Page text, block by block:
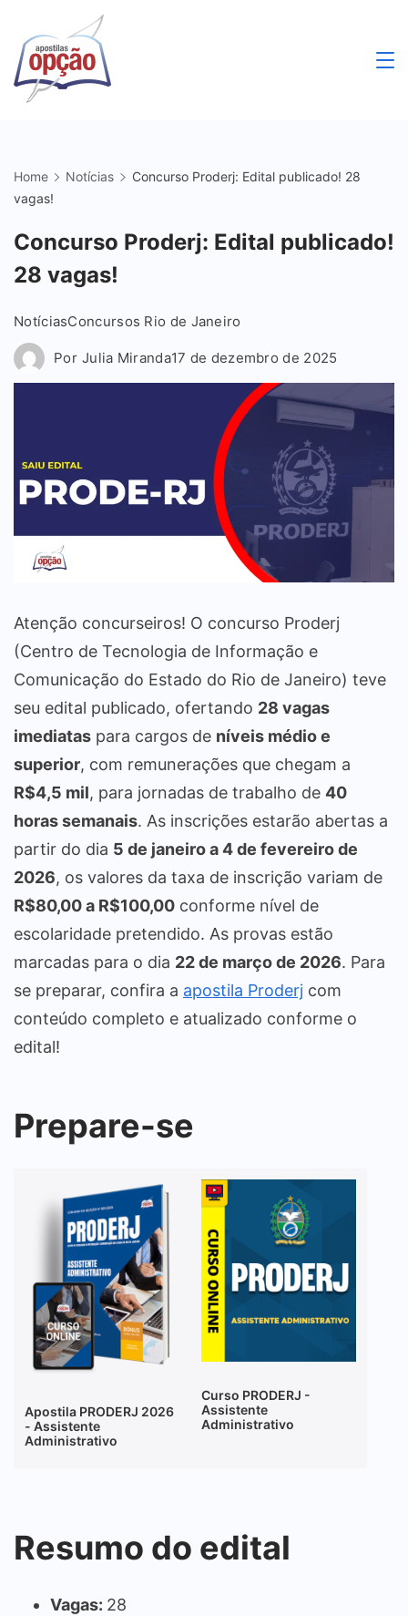
content
Home Notícias
Concurso Proderj: Edital publicado! 28
vagas!
Concurso Proderj: Edital publicado!
28 vagas!
NotíciasConcursos Rio de Janeiro
Por Julia Miranda17 de dezembro de 2025
Atenção concurseiros! O concurso Proderj
(Centro de Tecnologia de Informação e
Comunicação do Estado do Rio de Janeiro) teve
seu edital publicado, ofertando 28 vagas
imediatas para cargos de níveis médio e
superior, com remunerações que chegam a
R$4,5 mil, para jornadas de trabalho de 40
horas semanais. As inscrições estarão abertas a
partir do dia 5 de janeiro a 4 de fevereiro de
2026, os valores da taxa de inscrição variam de
R$80,00 a R$100,00 conforme nível de
escolaridade pretendido. As provas estão
marcadas para o dia 22 de março de 2026. Para
se preparar, confira a apostila Proderj com
conteúdo completo e atualizado conforme o
edital!
Prepare-se
Apostila PRODERJ 2026
- Assistente
Administrativo
Curso PRODERJ -
Assistente
Administrativo
Resumo do edital
Vagas: 28